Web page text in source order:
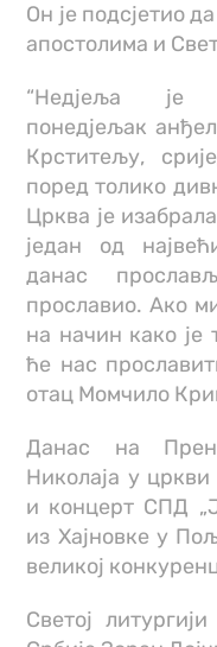
Он је подсјетио
апостолима и
“Недјеља је
понедјељак
Крститељу,
поред толико
Црква је
један од
данас
прославио. Ако
на начин како је
ће нас
отац Момчило
Данас на
Николаја у
и концерт СПД
из Хајновке у
великој
Светој